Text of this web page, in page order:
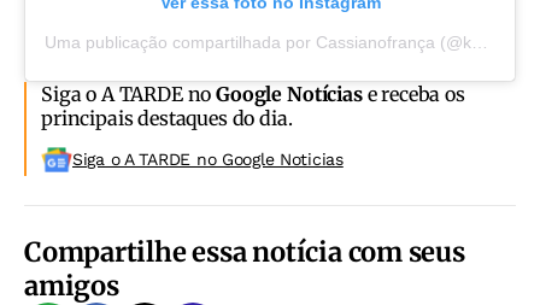
Uma publicação compartilhada por Cassianofrança (@kyliancria)
Siga o A TARDE noGoogle Notíciase receba os
principais destaques do dia.
Siga o A TARDE no Google Noticias
Compartilhe essa notícia com seus
amigos